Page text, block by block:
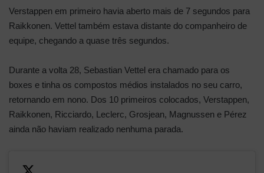
Verstappen em primeiro havia aberto mais de 7 segundos para
Raikkonen. Vettel também estava distante do companheiro de
equipe, chegando a quase três segundos.
Durante a volta 28, Sebastian Vettel era chamado para os
boxes e tinha os compostos médios instalados no seu carro,
retornando em nono. Dos 10 primeiros colocados, Verstappen,
Raikkonen, Ricciardo, Leclerc, Grosjean, Magnussen e Pérez
ainda não haviam realizado nenhuma parada.